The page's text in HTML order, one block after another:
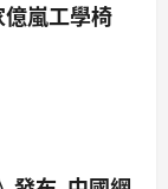
嵐工學椅